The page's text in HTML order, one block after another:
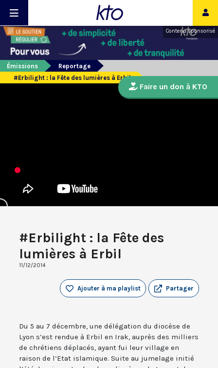
Contenu sponsorisé
Émissions
Reportage
#Erbilight : la Fête des lumières à Erbil
#Erbilight : la Fête des
lumières à Erbil
11/12/2014
Partager
Ajouter à ma playlist
Du 5 au 7 décembre, une délégation du diocèse de
Lyon s’est rendue à Erbil en Irak, auprès des milliers
de chrétiens déplacés, ayant fui leur village en
raison de l’Etat islamique. Suite au jumelage initié
Faire un don à KTO